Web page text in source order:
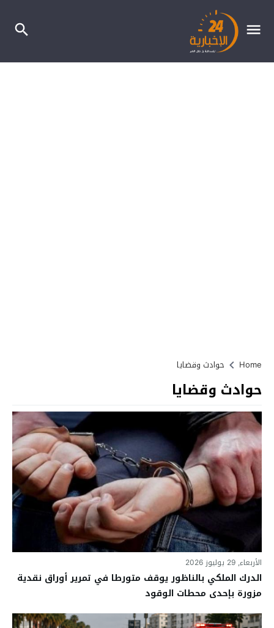
Home حوادث وقضايا
حوادث وقضايا
الأربعاء, 29 يوليوز 2026
الدرك الملكي بالناظور يوقف متورطا في تمرير أوراق نقدية
مزورة بإحدى محطات الوقود